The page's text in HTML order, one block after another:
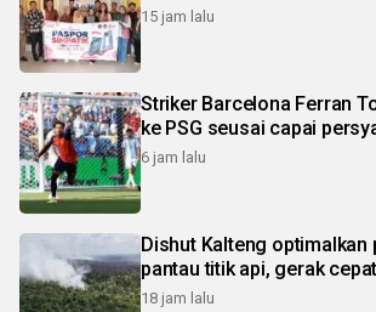
15 jam lalu
Striker Barcelona Ferran
ke PSG seusai capai
6 jam lalu
Dishut Kalteng optimalkan
pantau titik api, gerak
18 jam lalu